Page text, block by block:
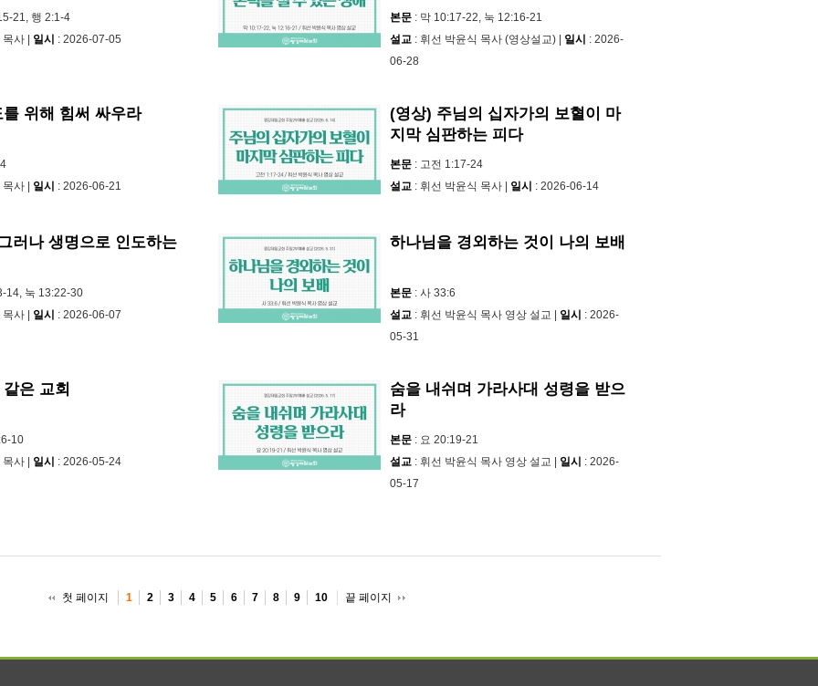
21, 행 2:1-4
사 | 일시 : 2026-07-05
본문 : 막 10:17-22, 눅 12:16-21
설교 : 휘선 박윤식 목사 (영상설교) | 일시 : 2026-
06-28
위해 힘써 싸우라
사 | 일시 : 2026-06-21
(영상) 주님의 십자가의 보혈이 마
지막 심판하는 피다
본문 : 고전 1:17-24
설교 : 휘선 박윤식 목사 | 일시 : 2026-06-14
러나 생명으로 인도하는
14, 눅 13:22-30
사 | 일시 : 2026-06-07
하나님을 경외하는 것이 나의 보배
본문 : 사 33:6
설교 : 휘선 박윤식 목사 영상 설교 | 일시 : 2026-
05-31
은 교회
10
사 | 일시 : 2026-05-24
숨을 내쉬며 가라사대 성령을 받으
라
본문 : 요 20:19-21
설교 : 휘선 박윤식 목사 영상 설교 | 일시 : 2026-
05-17
첫 페이지 1 2 3 4 5 6 7 8 9 10 끝 페이지